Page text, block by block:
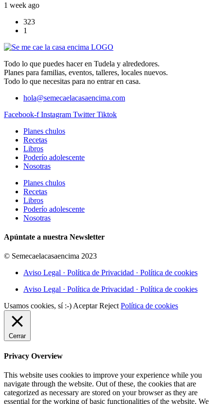
1 week ago
323
1
Todo lo que puedes hacer en Tudela y alrededores.
Planes para familias, eventos, talleres, locales nuevos.
Todo lo que necesitas para no entrar en casa.
hola@semecaelacasaencima.com
Facebook-f Instagram Twitter Tiktok
Planes chulos
Recetas
Libros
Poderío adolescente
Nosotras
Planes chulos
Recetas
Libros
Poderío adolescente
Nosotras
Apúntate a nuestra Newsletter
© Semecaelacasaencima 2023
Aviso Legal · Política de Privacidad · Política de cookies
Aviso Legal · Política de Privacidad · Política de cookies
Usamos cookies, sí :-)Aceptar Reject Política de cookies
Cerrar
Privacy Overview
This website uses cookies to improve your experience while you
navigate through the website. Out of these, the cookies that are
categorized as necessary are stored on your browser as they are
essential for the working of basic functionalities of the website. We